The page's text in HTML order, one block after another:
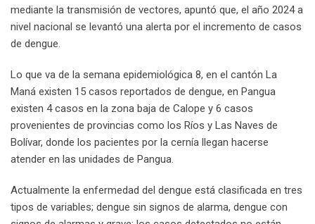
mediante la transmisión de vectores, apuntó que, el año 2024 a
nivel nacional se levantó una alerta por el incremento de casos
de dengue.
Lo que va de la semana epidemiológica 8, en el cantón La
Maná existen 15 casos reportados de dengue, en Pangua
existen 4 casos en la zona baja de Calope y 6 casos
provenientes de provincias como los Ríos y Las Naves de
Bolívar, donde los pacientes por la cernía llegan hacerse
atender en las unidades de Pangua.
Actualmente la enfermedad del dengue está clasificada en tres
tipos de variables; dengue sin signos de alarma, dengue con